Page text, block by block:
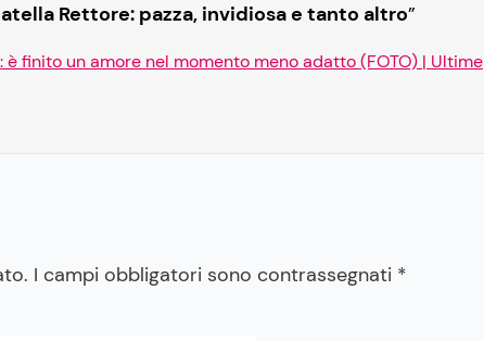
Rettore: pazza, invidiosa e tanto altro”
finito un amore nel momento meno adatto (FOTO) | Ultime
I campi obbligatori sono contrassegnati *